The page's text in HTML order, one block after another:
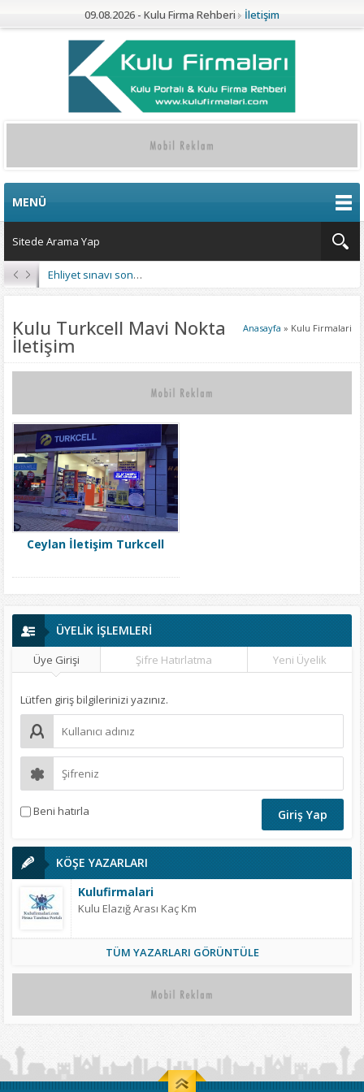
09.08.2026 - Kulu Firma Rehberi İletişim
MENÜ
Ehliyet sınavı sonuçları açıklandı
Anasayfa » Kulu Firmalari
Kulu Turkcell Mavi Nokta
İletişim
Ceylan İletişim Turkcell
ÜYELİK İŞLEMLERİ
Üye Girişi Şifre Hatırlatma Yeni Üyelik
Lütfen giriş bilgilerinizi yazınız.
Beni hatırla
KÖŞE YAZARLARI
Kulufirmalari
Kulu Elazığ Arası Kaç Km
TÜM YAZARLARI GÖRÜNTÜLE